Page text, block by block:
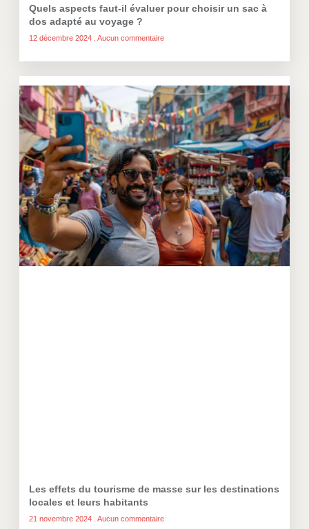
Quels aspects faut-il évaluer pour choisir un sac à
dos adapté au voyage ?
12 décembre 2024 Aucun commentaire
Les effets du tourisme de masse sur les destinations
locales et leurs habitants
21 novembre 2024 Aucun commentaire